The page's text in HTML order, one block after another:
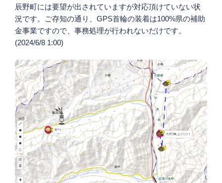
辰野町には要望が出されていますが対応頂けていない状
況です。ご存知の通り、GPS首輪の装着は100%県の補助
金事業ですので、事務処理が行われないだけです。
(2024/6/8 1:00)